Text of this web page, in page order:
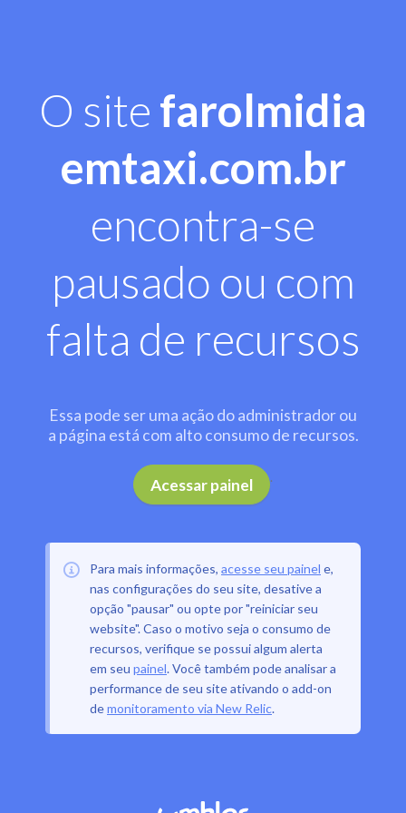
O site farolmidia
emtaxi.com.br
encontra-se
pausado ou com
falta de recursos
Essa pode ser uma ação do administrador ou
a página está com alto consumo de recursos.
Acessar painel .
Para mais informações, acesse seu painel e,
nas configurações do seu site, desative a
opção "pausar" ou opte por "reiniciar seu
website". Caso o motivo seja o consumo de
recursos, verifique se possui algum alerta
em seu painel. Você também pode analisar a
performance de seu site ativando o add-on
demonitoramento via New Relic.